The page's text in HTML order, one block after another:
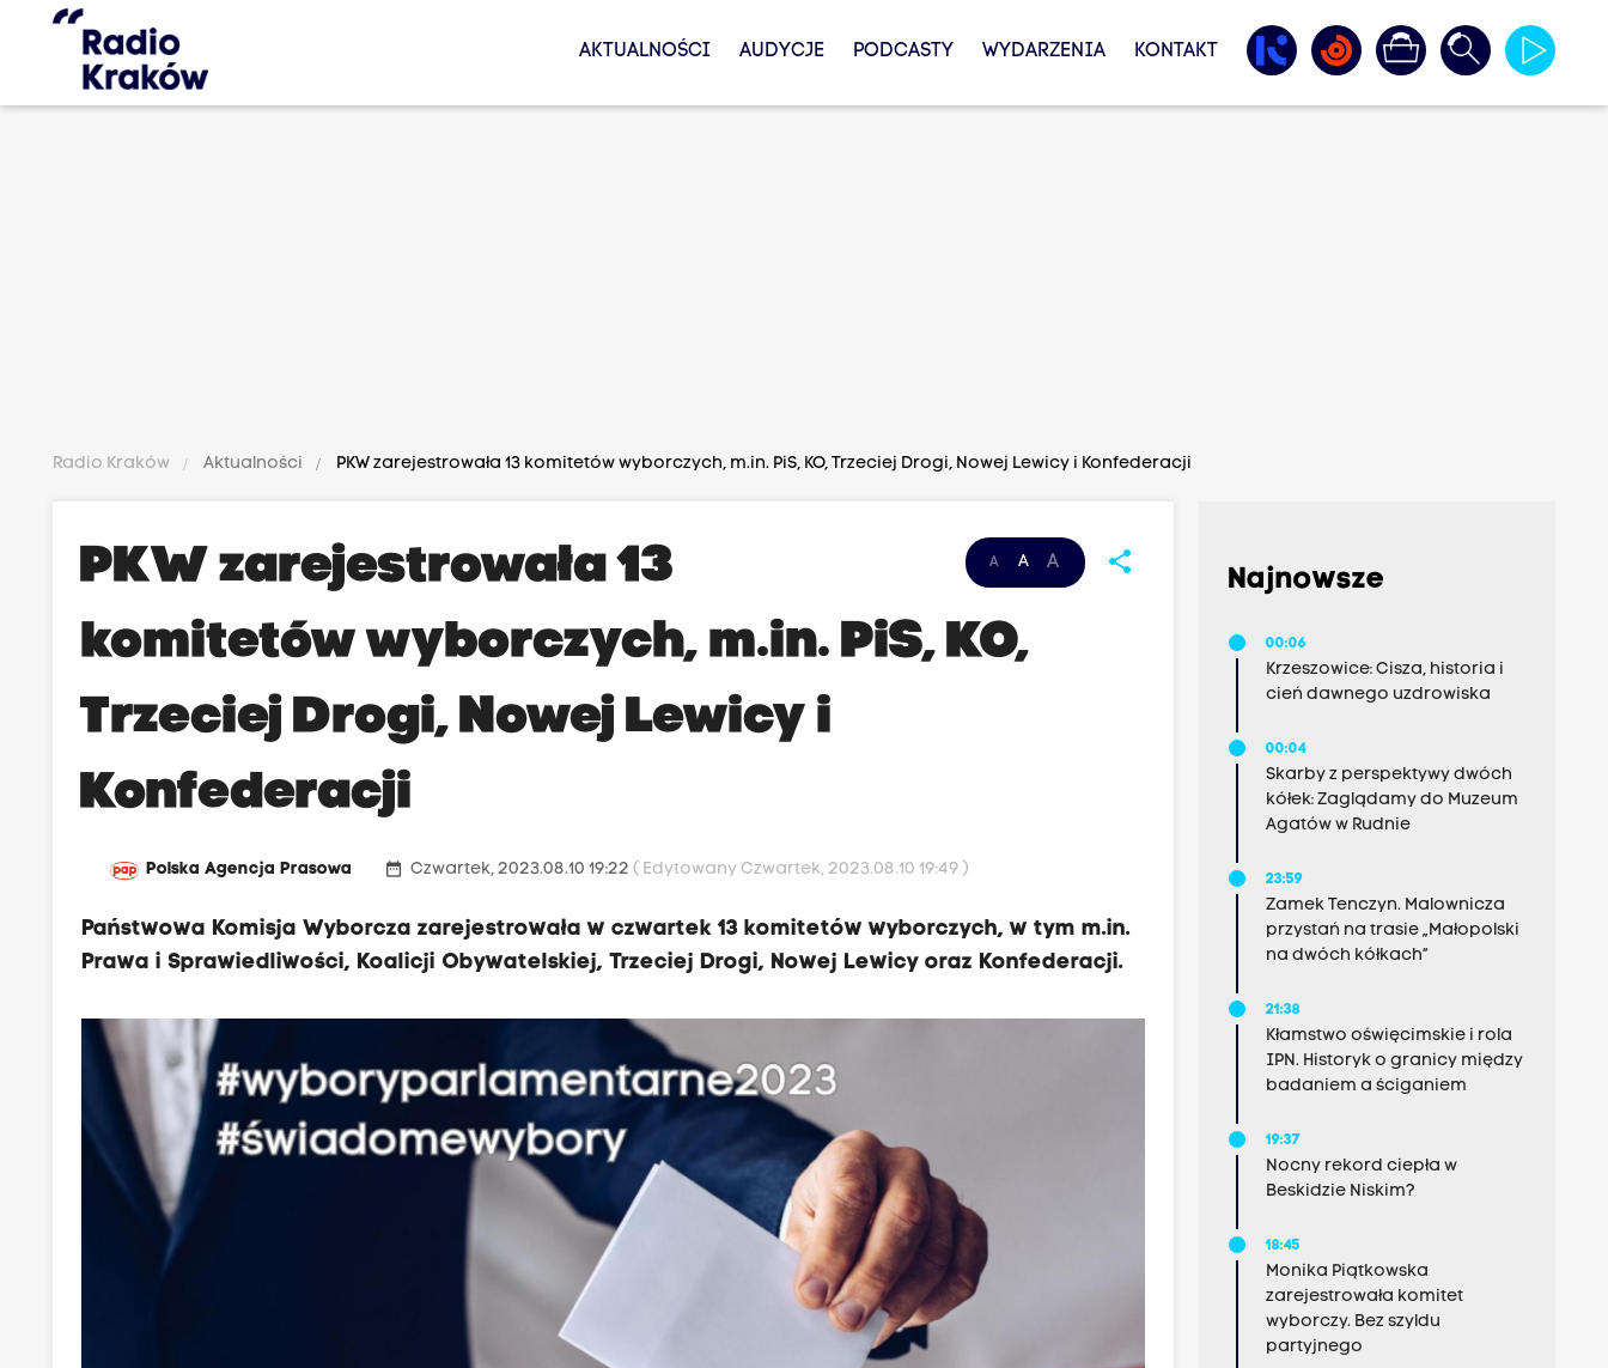
AKTUALNOŚCI AUDYCJE PODCASTY WYDARZENIA KONTAKT
Radio Kraków Aktualności PKW zarejestrowała 13 komitetów wyborczych, m.in. PiS, KO, Trzeciej Drogi, Nowej Lewicy i Konfederacji
A A A share
PKW zarejestrowała 13
komitetów wyborczych, m.in. PiS, KO,
Trzeciej Drogi, Nowej Lewicy i
Konfederacji
Polska Agencja Prasowa date_range Czwartek, 2023.08.10 19:22( Edytowany Czwartek, 2023.08.10 19:49 )
Państwowa Komisja Wyborcza zarejestrowała w czwartek 13 komitetów wyborczych, w tym m.in.
Prawa i Sprawiedliwości, Koalicji Obywatelskiej, Trzeciej Drogi, Nowej Lewicy oraz Konfederacji.
Najnowsze
00:06
Krzeszowice: Cisza, historia i
cień dawnego uzdrowiska
00:04
Skarby z perspektywy dwóch
kółek: Zaglądamy do Muzeum
Agatów w Rudnie
23:59
Zamek Tenczyn. Malownicza
przystań na trasie „Małopolski
na dwóch kółkach”
21:38
Kłamstwo oświęcimskie i rola
IPN. Historyk o granicy między
badaniem a ściganiem
19:37
Nocny rekord ciepła w
Beskidzie Niskim?
18:45
Monika Piątkowska
zarejestrowała komitet
wyborczy. Bez szyldu
partyjnego